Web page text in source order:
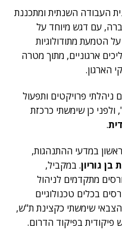
העבודה השנתית ומתכננת
עם דגש מיוחד על
הטמעת מתודולוגיות
ארגוניים, מתוך מטרה
הארגון.
פרויקטים ותפעול
ולפני כן שימשתי כרכזת
.
במדעי ההתנהגות,
בן גוריון. במקביל,
מתקדמים לניהול
בכלים טכנולוגיים
הצבאי שימשתי כקצינת ת"ש,
פיקודית בפיקוד הדרום.